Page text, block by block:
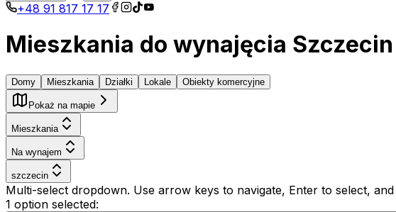
+48 91 817 17 17
Mieszkania do wynajęcia
Domy Mieszkania Działki Lokale Obiekty komercyjne
Pokaż na mapie
Mieszkania
Na wynajem
szczecin
Multi-select dropdown. Use arrow keys to navigate, Enter to select,
1 option selected: